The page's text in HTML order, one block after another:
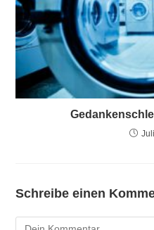
Schreibe einen